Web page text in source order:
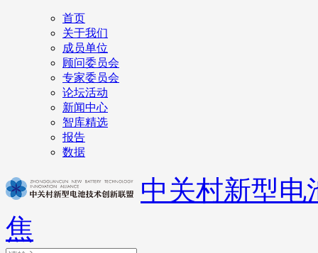
首页
关于我们
成员单位
顾问委员会
专家委员会
论坛活动
新闻中心
智库精选
报告
数据
中关村新型电
焦